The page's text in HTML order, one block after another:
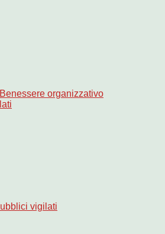
Benessere organizzativo
vigilati